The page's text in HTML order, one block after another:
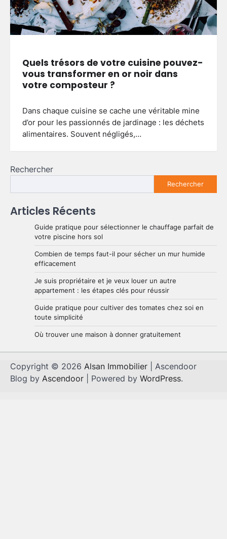
Quels trésors de votre cuisine pouvez-
vous transformer en or noir dans
votre composteur ?
Dans chaque cuisine se cache une véritable mine
d’or pour les passionnés de jardinage : les déchets
alimentaires. Souvent négligés,…
Rechercher
Rechercher
Articles Récents
Guide pratique pour sélectionner le chauffage parfait de
votre piscine hors sol
Combien de temps faut-il pour sécher un mur humide
efficacement
Je suis propriétaire et je veux louer un autre
appartement : les étapes clés pour réussir
Guide pratique pour cultiver des tomates chez soi en
toute simplicité
Où trouver une maison à donner gratuitement
Copyright © 2026 Alsan Immobilier | Ascendoor
Blog by Ascendoor | Powered by WordPress.